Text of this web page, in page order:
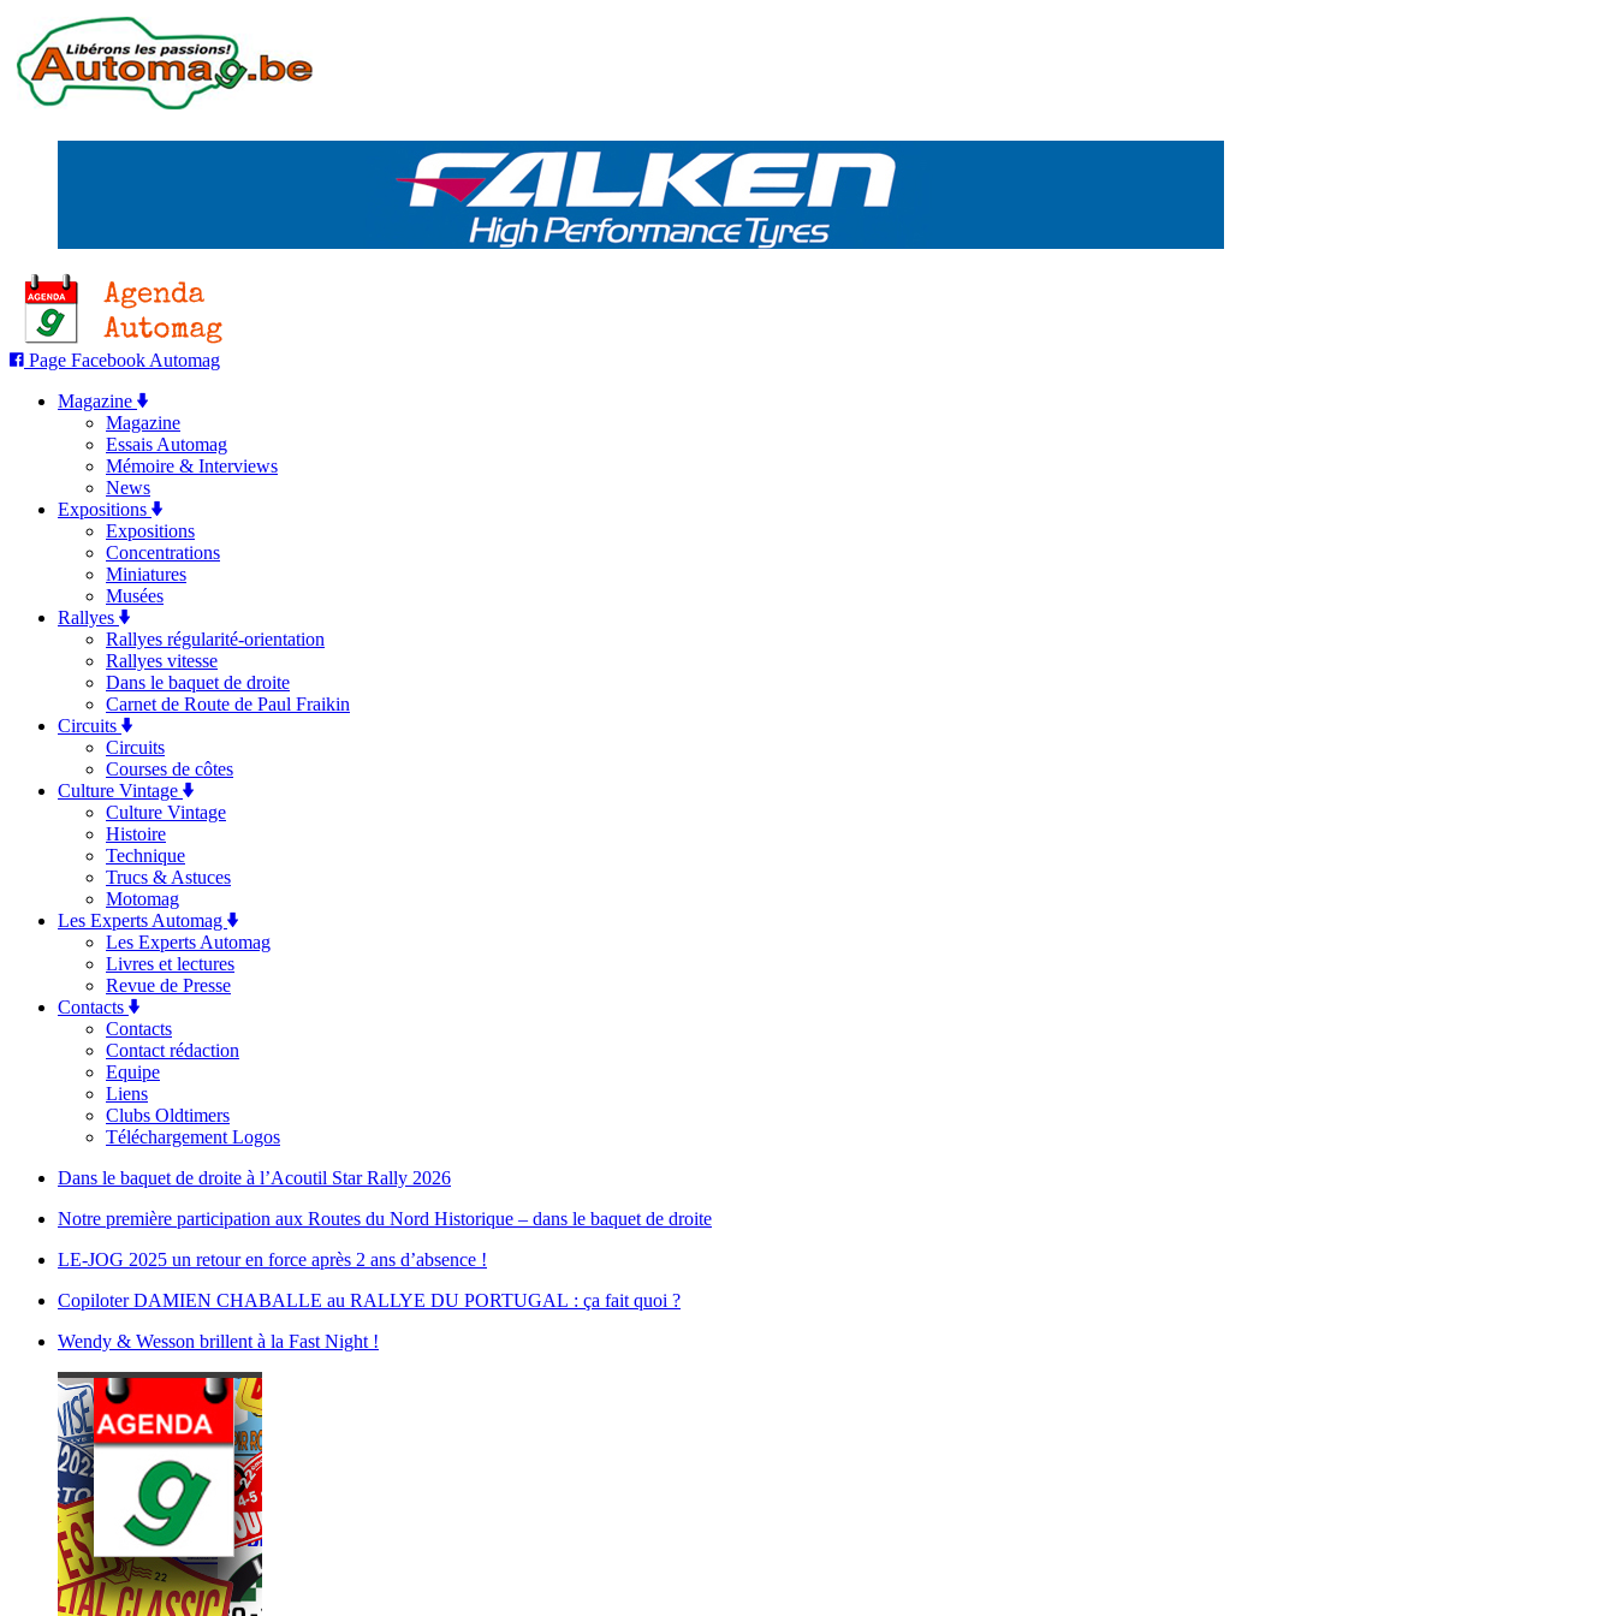
Page Facebook Automag
Magazine
Magazine
Essais Automag
Mémoire & Interviews
News
Expositions
Expositions
Concentrations
Miniatures
Musées
Rallyes
Rallyes régularité-orientation
Rallyes vitesse
Dans le baquet de droite
Carnet de Route de Paul Fraikin
Circuits
Circuits
Courses de côtes
Culture Vintage
Culture Vintage
Histoire
Technique
Trucs & Astuces
Motomag
Les Experts Automag
Les Experts Automag
Livres et lectures
Revue de Presse
Contacts
Contacts
Contact rédaction
Equipe
Liens
Clubs Oldtimers
Téléchargement Logos
Dans le baquet de droite à l’Acoutil Star Rally 2026
Notre première participation aux Routes du Nord Historique – dans le baquet de droite
LE-JOG 2025 un retour en force après 2 ans d’absence !
Copiloter DAMIEN CHABALLE au RALLYE DU PORTUGAL : ça fait quoi ?
Wendy & Wesson brillent à la Fast Night !